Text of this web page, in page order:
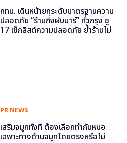
กทม. เดินหน้ายกระดับมาตรฐานความ
ปลอดภัย “ร้านกึ่งผับบาร์” ทั่วกรุง ชู
17 เช็กลิสต์ความปลอดภัย ย้ำร้านไม่
PR NEWS
เสริมจมูกทั้งที ต้องเลือกทำกับหมอ
เฉพาะทางด้านจมูกโดยตรงหรือไม่